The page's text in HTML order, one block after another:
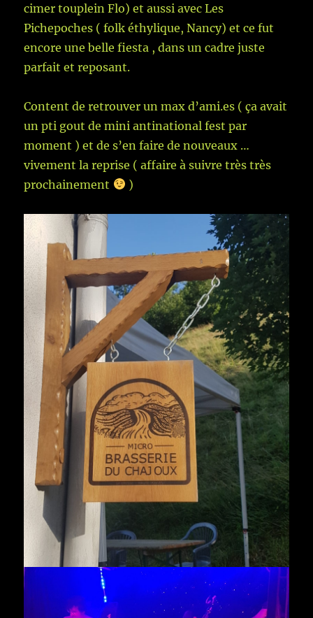
cimer touplein Flo) et aussi avec Les
Pichepoches ( folk éthylique, Nancy) et ce fut
encore une belle fiesta , dans un cadre juste
parfait et reposant.
Content de retrouver un max d’ami.es ( ça avait
un pti gout de mini antinational fest par
moment ) et de s’en faire de nouveaux …
vivement la reprise ( affaire à suivre très très
prochainement
)